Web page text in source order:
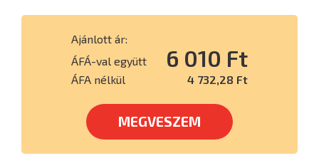
Ajánlott ár:
ÁFÁ-val együtt
6 010 Ft
ÁFA nélkül 4 732,28 Ft
MEGVESZEM